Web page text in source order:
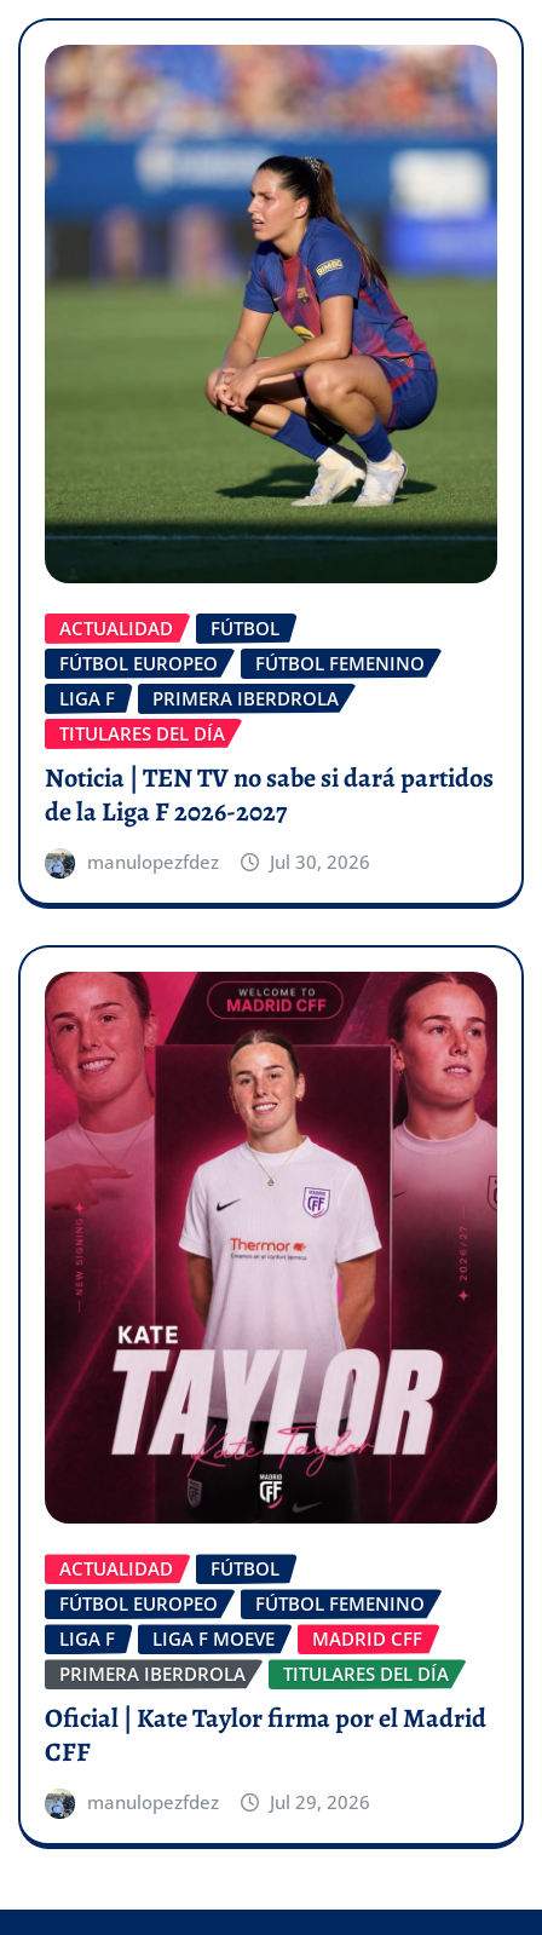
ACTUALIDAD
FÚTBOL
FÚTBOL EUROPEO
FÚTBOL FEMENINO
LIGA F
PRIMERA IBERDROLA
TITULARES DEL DÍA
Noticia | TEN TV no sabe si dará partidos
de la Liga F 2026-2027
manulopezfdez Jul 30, 2026
ACTUALIDAD
FÚTBOL
FÚTBOL EUROPEO
FÚTBOL FEMENINO
LIGA F
LIGA F MOEVE
MADRID CFF
PRIMERA IBERDROLA
TITULARES DEL DÍA
Oficial | Kate Taylor firma por el Madrid
CFF
manulopezfdez Jul 29, 2026